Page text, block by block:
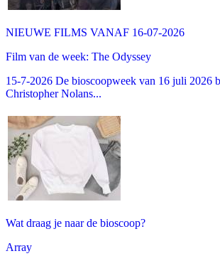
NIEUWE FILMS VANAF 16-07-2026
Film van de week: The Odyssey
15-7-2026 De bioscoopweek van 16 juli 2026
Christopher Nolans...
Wat draag je naar de bioscoop?
Array